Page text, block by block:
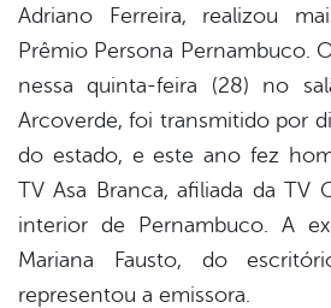
Adriano Ferreira, realizou
Prêmio Persona Pernambuco.
nessa quinta-feira (28) no
Arcoverde, foi transmitido por
do estado, e este ano fez
TV Asa Branca, afiliada da TV
interior de Pernambuco. A
Mariana Fausto, do
representou a emissora.